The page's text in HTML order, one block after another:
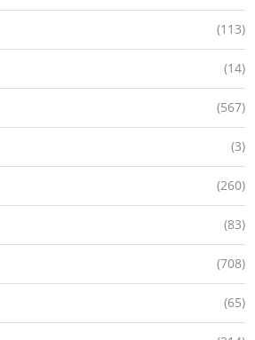
(113)
(14)
(567)
(3)
(260)
(83)
(708)
(65)